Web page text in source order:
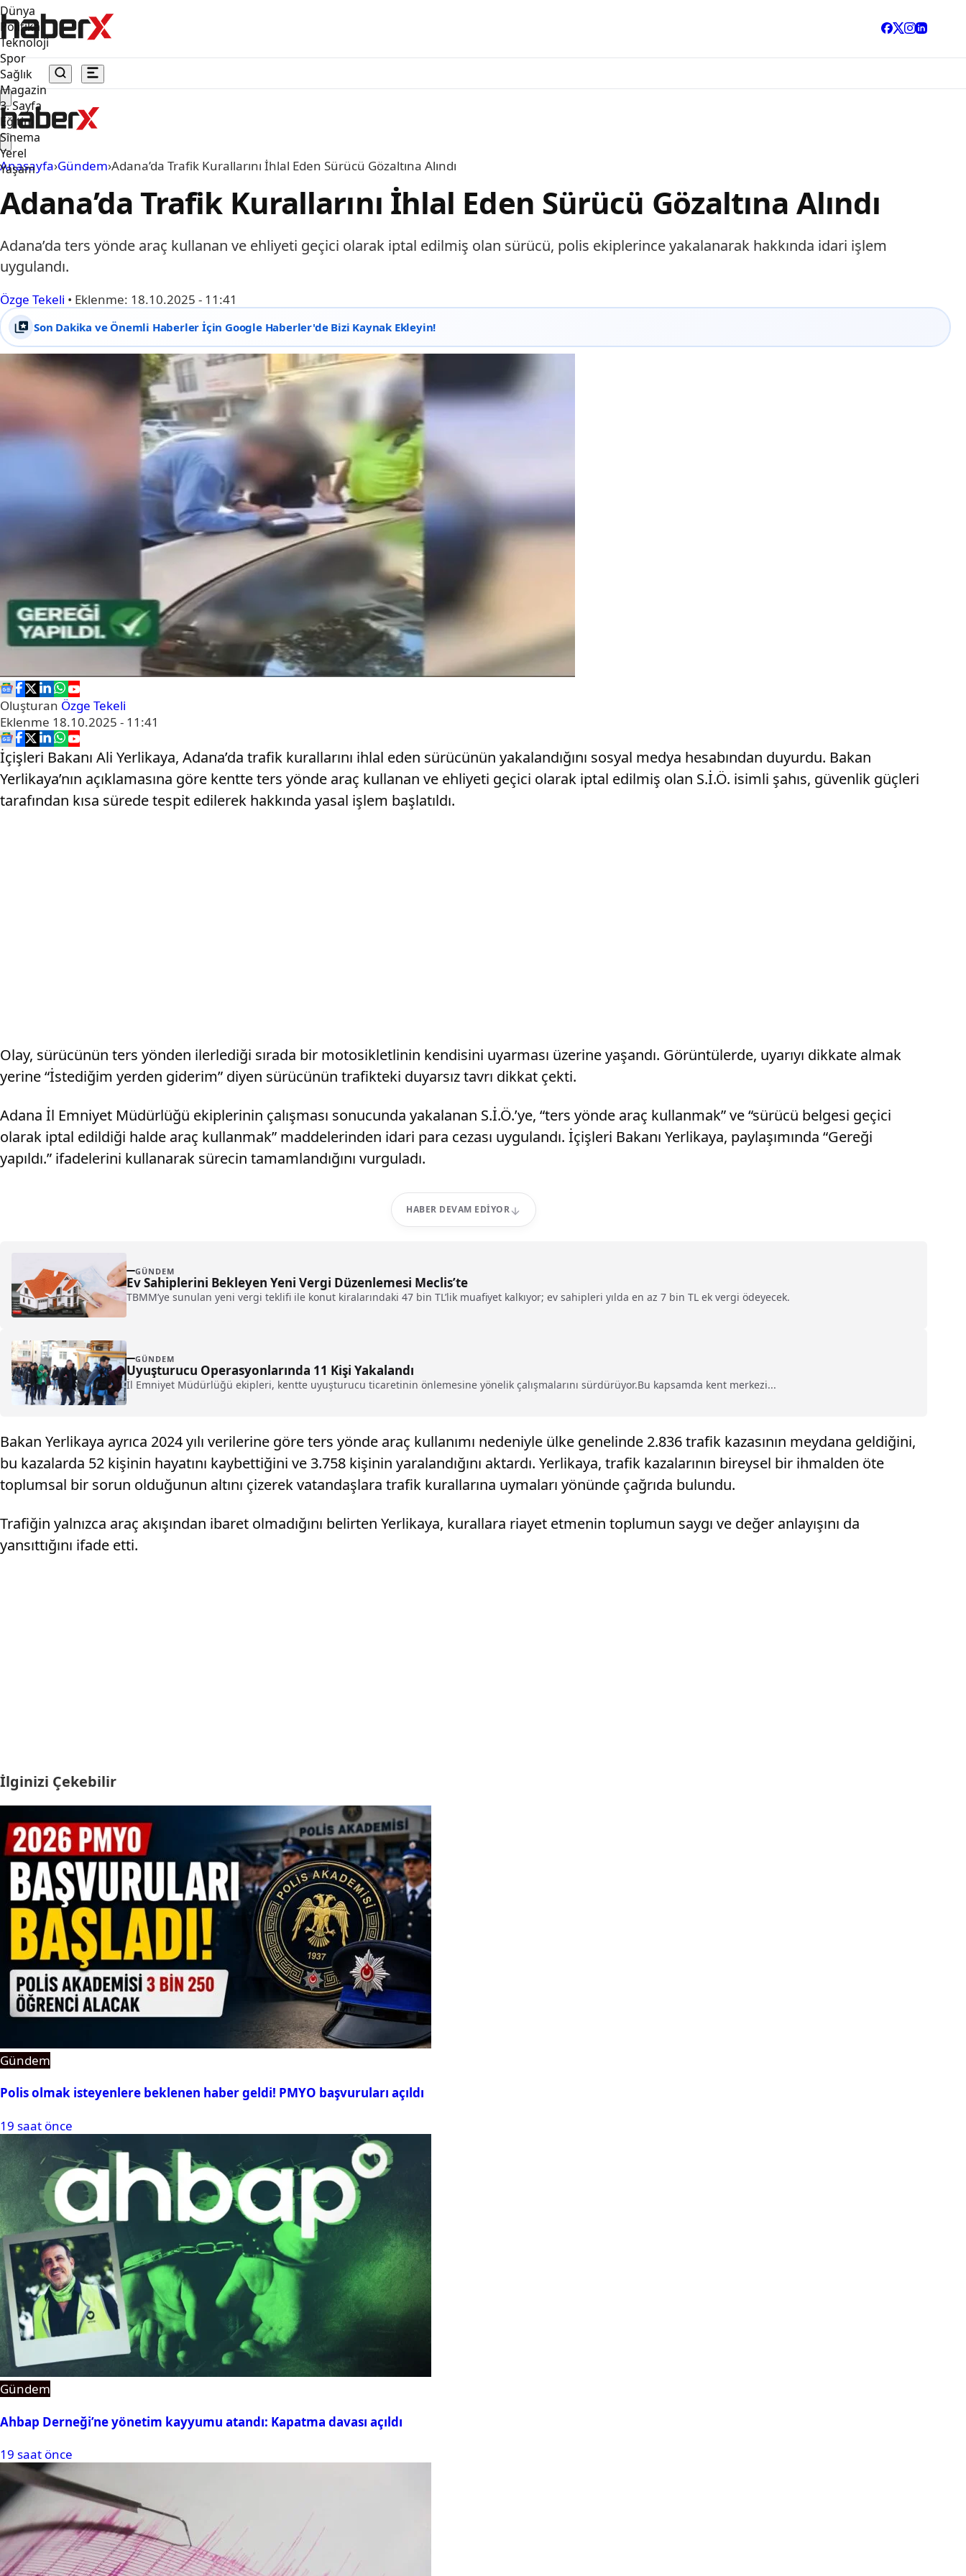
Dünya
Politika
Teknoloji
Spor
Sağlık
Magazin
3. Sayfa
Eğitim
Sinema
Yerel
Yaşam
Anasayfa›Gündem›Adana’da Trafik Kurallarını İhlal Eden Sürücü Gözaltına Alındı
Adana’da Trafik Kurallarını İhlal Eden Sürücü Gözaltına Alındı
Adana’da ters yönde araç kullanan ve ehliyeti geçici olarak iptal edilmiş olan sürücü, polis ekiplerince yakalanarak hakkında idari işlem
uygulandı.
Özge Tekeli • Eklenme: 18.10.2025 - 11:41
Son Dakika ve Önemli Haberler İçin Google Haberler'de Bizi Kaynak Ekleyin!
Oluşturan Özge Tekeli
Eklenme 18.10.2025 - 11:41
İçişleri Bakanı Ali Yerlikaya, Adana’da trafik kurallarını ihlal eden sürücünün yakalandığını sosyal medya hesabından duyurdu. Bakan
Yerlikaya’nın açıklamasına göre kentte ters yönde araç kullanan ve ehliyeti geçici olarak iptal edilmiş olan S.İ.Ö. isimli şahıs, güvenlik güçleri
tarafından kısa sürede tespit edilerek hakkında yasal işlem başlatıldı.
Olay, sürücünün ters yönden ilerlediği sırada bir motosikletlinin kendisini uyarması üzerine yaşandı. Görüntülerde, uyarıyı dikkate almak
yerine “İstediğim yerden giderim” diyen sürücünün trafikteki duyarsız tavrı dikkat çekti.
Adana İl Emniyet Müdürlüğü ekiplerinin çalışması sonucunda yakalanan S.İ.Ö.’ye, “ters yönde araç kullanmak” ve “sürücü belgesi geçici
olarak iptal edildiği halde araç kullanmak” maddelerinden idari para cezası uygulandı. İçişleri Bakanı Yerlikaya, paylaşımında “Gereği
yapıldı.” ifadelerini kullanarak sürecin tamamlandığını vurguladı.
HABER DEVAM EDIYOR
GÜNDEM
Ev Sahiplerini Bekleyen Yeni Vergi Düzenlemesi Meclis’te
TBMM’ye sunulan yeni vergi teklifi ile konut kiralarındaki 47 bin TL’lik muafiyet kalkıyor; ev sahipleri yılda en az 7 bin TL ek vergi ödeyecek.
GÜNDEM
Uyuşturucu Operasyonlarında 11 Kişi Yakalandı
İl Emniyet Müdürlüğü ekipleri, kentte uyuşturucu ticaretinin önlemesine yönelik çalışmalarını sürdürüyor.Bu kapsamda kent merkezi...
Bakan Yerlikaya ayrıca 2024 yılı verilerine göre ters yönde araç kullanımı nedeniyle ülke genelinde 2.836 trafik kazasının meydana geldiğini,
bu kazalarda 52 kişinin hayatını kaybettiğini ve 3.758 kişinin yaralandığını aktardı. Yerlikaya, trafik kazalarının bireysel bir ihmalden öte
toplumsal bir sorun olduğunun altını çizerek vatandaşlara trafik kurallarına uymaları yönünde çağrıda bulundu.
Trafiğin yalnızca araç akışından ibaret olmadığını belirten Yerlikaya, kurallara riayet etmenin toplumun saygı ve değer anlayışını da
yansıttığını ifade etti.
İlginizi Çekebilir
Gündem
Polis olmak isteyenlere beklenen haber geldi! PMYO başvuruları açıldı
19 saat önce
Gündem
Ahbap Derneği’ne yönetim kayyumu atandı: Kapatma davası açıldı
19 saat önce